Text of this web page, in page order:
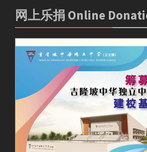
网上乐捐 Online